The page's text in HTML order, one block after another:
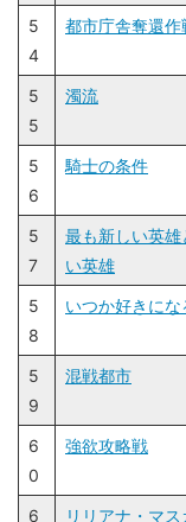
5
4
都市庁舎奪還作
5
5
濁流
5
6
騎士の条件
5
7
最も新しい英雄
い英雄
5
8
いつか好きにな
5
9
混戦都市
6
0
強欲攻略戦
6 リリアナ・マス